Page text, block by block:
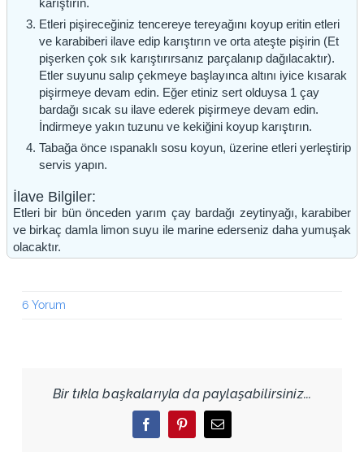
karıştırın.
Etleri pişireceğiniz tencereye tereyağını koyup eritin etleri
ve karabiberi ilave edip karıştırın ve orta ateşte pişirin (Et
pişerken çok sık karıştırırsanız parçalanıp dağılacaktır).
Etler suyunu salıp çekmeye başlayınca altını iyice kısarak
pişirmeye devam edin. Eğer etiniz sert olduysa 1 çay
bardağı sıcak su ilave ederek pişirmeye devam edin.
İndirmeye yakın tuzunu ve kekiğini koyup karıştırın.
Tabağa önce ıspanaklı sosu koyun, üzerine etleri yerleştirip
servis yapın.
İlave Bilgiler:
Etleri bir bün önceden yarım çay bardağı zeytinyağı, karabiber
ve birkaç damla limon suyu ile marine ederseniz daha yumuşak
olacaktır.
6 Yorum
Bir tıkla başkalarıyla da paylaşabilirsiniz...
FacebookPinterestEmail